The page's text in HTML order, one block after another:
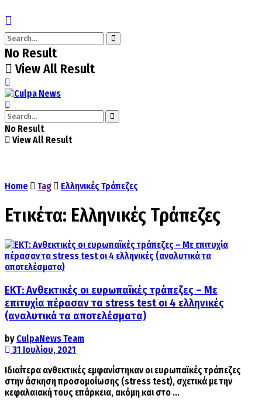
No Result
View All Result
No Result
View All Result
Home Tag Ελληνικές Τράπεζες
Ετικέτα: Ελληνικές Τράπεζες
ΕΚΤ: Ανθεκτικές οι ευρωπαϊκές τράπεζες – Με
επιτυχία πέρασαν τα stress test οι 4 ελληνικές
(αναλυτικά τα αποτελέσματα)
by CulpaNews Team
31 Ιουλίου, 2021
Ιδιαίτερα ανθεκτικές εμφανίστηκαν οι ευρωπαϊκές τράπεζες
στην άσκηση προσομοίωσης (stress test), σχετικά με την
κεφαλαιακή τους επάρκεια, ακόμη και στο ...